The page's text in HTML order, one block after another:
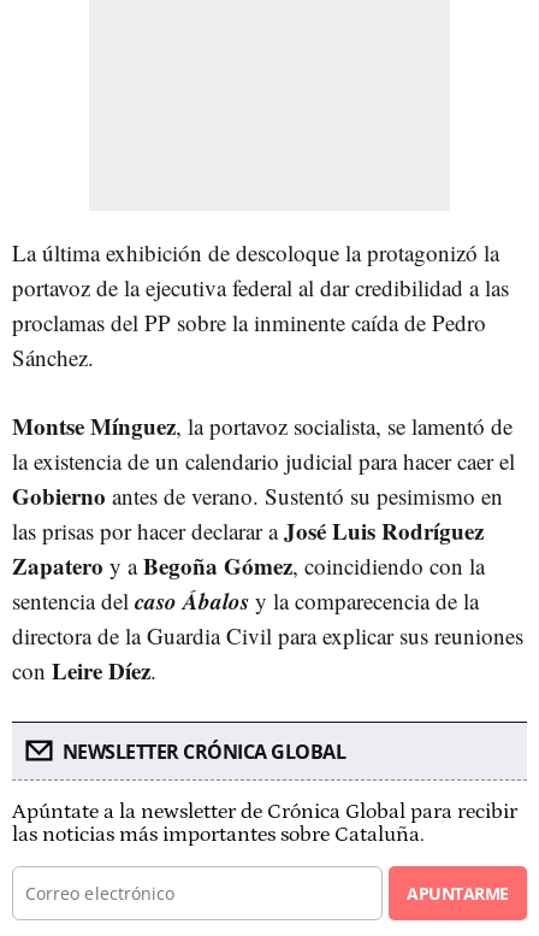
La última exhibición de descoloque la protagonizó la
portavoz de la ejecutiva federal al dar credibilidad a las
proclamas del PP sobre la inminente caída de Pedro
Sánchez.
Montse Mínguez, la portavoz socialista, se lamentó de
la existencia de un calendario judicial para hacer caer el
Gobierno antes de verano. Sustentó su pesimismo en
las prisas por hacer declarar aJosé Luis Rodríguez
Zapatero y aBegoña Gómez, coincidiendo con la
sentencia del caso Ábalos y la comparecencia de la
directora de la Guardia Civil para explicar sus reuniones
con Leire Díez.
NEWSLETTER CRÓNICA GLOBAL
Apúntate a la newsletter de Crónica Global para recibir
las noticias más importantes sobre Cataluña.
APUNTARME